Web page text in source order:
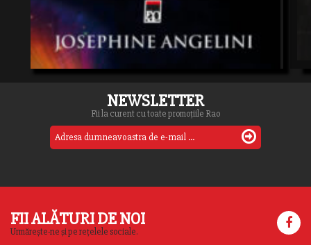
NEWSLETTER
Fii la curent cu toate promoțiile Rao
FII ALĂTURI DE NOI
Urmărește-ne și pe rețelele sociale.